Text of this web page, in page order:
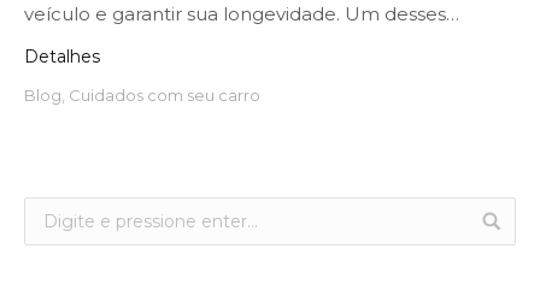
veículo e garantir sua longevidade. Um desses…
Detalhes
Blog Cuidados com seu carro